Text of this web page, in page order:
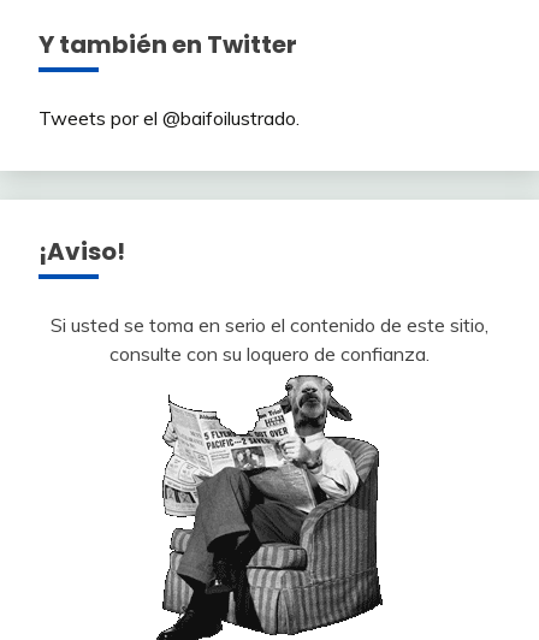
Y también en Twitter
Tweets por el @baifoilustrado.
¡Aviso!
Si usted se toma en serio el contenido de este sitio,
consulte con su loquero de confianza.